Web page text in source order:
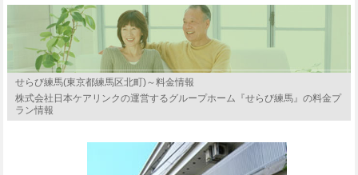
せらび練馬(東京都練馬区北町)～料金情報
株式会社日本ケアリンクの運営するグループホーム『せらび練馬』の料金プ
ラン情報